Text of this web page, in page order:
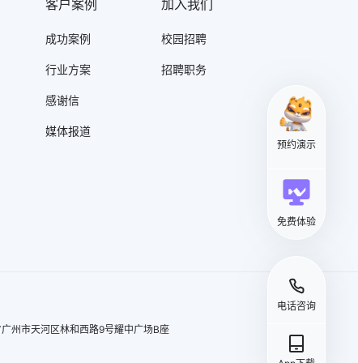
预约演示
免费体验
电话咨询
客户案例
成功案例
行业方案
感谢信
媒体报道
加入我们
校园招聘
招聘职务
州市天河区林和西路9号耀中广场B座